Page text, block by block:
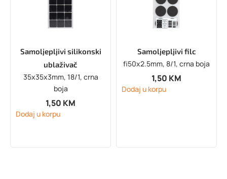
Samoljepljivi silikonski
ublaživač
35x35x3mm, 18/1, crna
boja
1,50 KM
Dodaj u korpu
Samoljepljivi filc
fi50x2.5mm, 8/1, crna boja
1,50 KM
Dodaj u korpu